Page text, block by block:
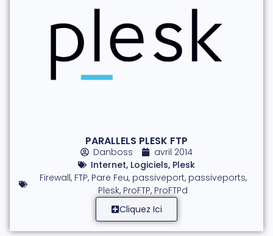
PARALLELS PLESK FTP
Danboss
avril 2014
Internet, Logiciels, Plesk
Firewall, FTP, Pare Feu, passiveport, passiveports,
Plesk, ProFTP, ProFTPd
Cliquez Ici